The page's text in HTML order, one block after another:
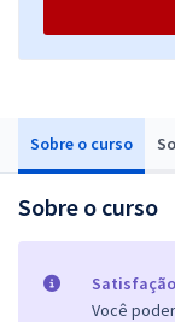
Sobre o curso
Sobre o curso
Você